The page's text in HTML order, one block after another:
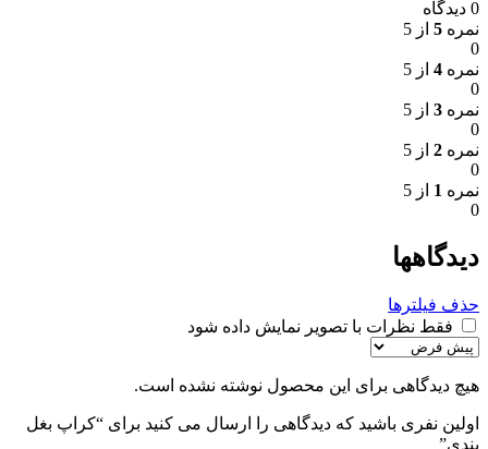
0 دیدگاه
نمره 5 از 5
0
نمره 4 از 5
0
نمره 3 از 5
0
نمره 2 از 5
0
نمره 1 از 5
0
دیدگاهها
حذف فیلترها
فقط نظرات با تصویر نمایش داده شود
هیچ دیدگاهی برای این محصول نوشته نشده است.
اولین نفری باشید که دیدگاهی را ارسال می کنید برای “کراپ بغل
بندی”